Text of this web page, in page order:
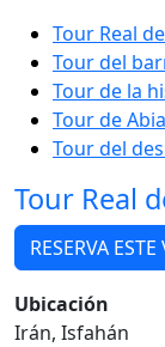
Tour Real
Tour del
Tour de la
Tour de
Tour del
Tour Real
RESERVA ESTE
Ubicación
Irán, Isfahán